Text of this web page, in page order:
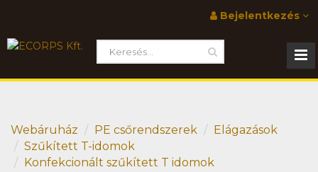
Bejelentkezés
Webáruház PE csőrendszerek
Elágazások
Szűkített T-idomok
Konfekcionált szűkített T idomok